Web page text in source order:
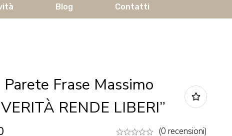
Blog Contatti
Frase Massimo
RENDE LIBERI”
(0 recensioni)